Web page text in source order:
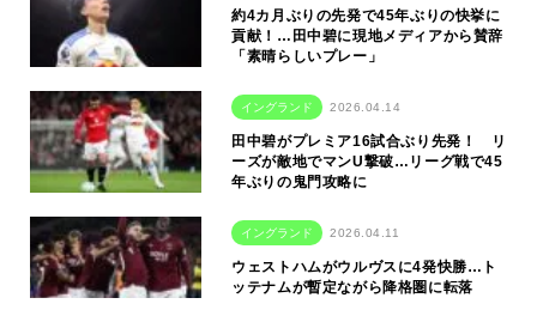
約4カ月ぶりの先発で45年ぶりの快挙に
貢献！…田中碧に現地メディアから賛辞
「素晴らしいプレー」
イングランド 2026.04.14
田中碧がプレミア16試合ぶり先発！ リ
ーズが敵地でマンU撃破…リーグ戦で45
年ぶりの鬼門攻略に
イングランド 2026.04.11
ウェストハムがウルヴスに4発快勝…ト
ッテナムが暫定ながら降格圏に転落